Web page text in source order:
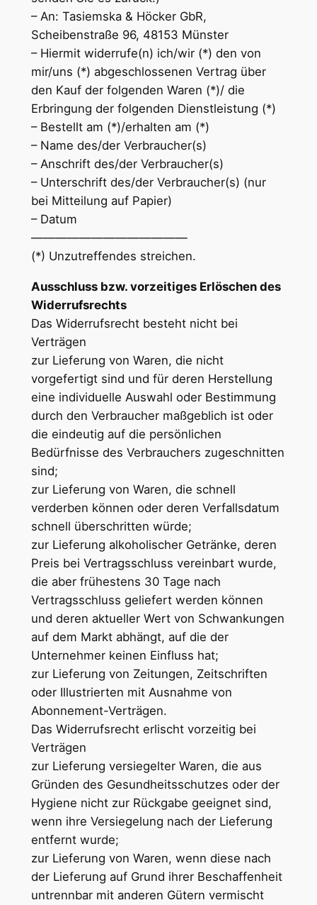
– An: Tasiemska & Höcker GbR,
Scheibenstraße 96, 48153 Münster
– Hiermit widerrufe(n) ich/wir (*) den von
mir/uns (*) abgeschlossenen Vertrag über
den Kauf der folgenden Waren (*)/ die
Erbringung der folgenden Dienstleistung (*)
– Bestellt am (*)/erhalten am (*)
– Name des/der Verbraucher(s)
– Anschrift des/der Verbraucher(s)
– Unterschrift des/der Verbraucher(s) (nur
bei Mitteilung auf Papier)
– Datum
—————————————
(*) Unzutreffendes streichen.
Ausschluss bzw. vorzeitiges Erlöschen des
Widerrufsrechts
Das Widerrufsrecht besteht nicht bei
Verträgen
zur Lieferung von Waren, die nicht
vorgefertigt sind und für deren Herstellung
eine individuelle Auswahl oder Bestimmung
durch den Verbraucher maßgeblich ist oder
die eindeutig auf die persönlichen
Bedürfnisse des Verbrauchers zugeschnitten
sind;
zur Lieferung von Waren, die schnell
verderben können oder deren Verfallsdatum
schnell überschritten würde;
zur Lieferung alkoholischer Getränke, deren
Preis bei Vertragsschluss vereinbart wurde,
die aber frühestens 30 Tage nach
Vertragsschluss geliefert werden können
und deren aktueller Wert von Schwankungen
auf dem Markt abhängt, auf die der
Unternehmer keinen Einfluss hat;
zur Lieferung von Zeitungen, Zeitschriften
oder Illustrierten mit Ausnahme von
Abonnement-Verträgen.
Das Widerrufsrecht erlischt vorzeitig bei
Verträgen
zur Lieferung versiegelter Waren, die aus
Gründen des Gesundheitsschutzes oder der
Hygiene nicht zur Rückgabe geeignet sind,
wenn ihre Versiegelung nach der Lieferung
entfernt wurde;
zur Lieferung von Waren, wenn diese nach
der Lieferung auf Grund ihrer Beschaffenheit
untrennbar mit anderen Gütern vermischt